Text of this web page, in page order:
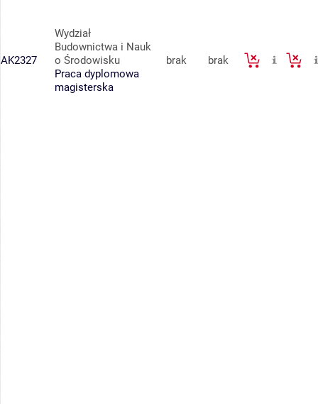
AK2327
Wydział
Budownictwa i Nauk
o Środowisku
Praca dyplomowa
magisterska
brak brak